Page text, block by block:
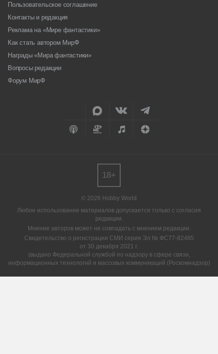
Пользовательское соглашение
Контакты и редакция
Реклама на «Мире фантастики»
Как стать автором МирФ
Награды «Мира фантастики»
Вопросы редакции
Форум МирФ
© 2026 Hobby World
Любое использование материалов допускается только с согласия
редакции.
Мнение авторов может не совпадать с мнением редакции.
Свидетельство о регистрации СМИ серия Эл № ФС77-82485
от 30 декабря 2021 г.
(выдано Федеральной службой по надзору в сфере связи,
информационных технологий и массовых коммуникаций (Роскомнадзор)
18+